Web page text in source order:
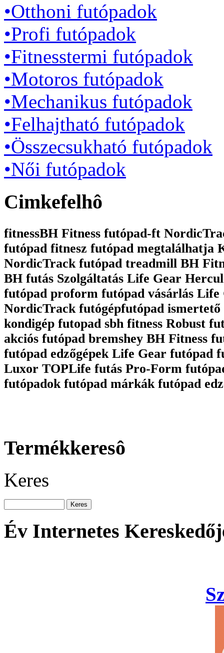
•Otthoni futópadok
•Profi futópadok
•Fitnesstermi futópadok
•Motoros futópadok
•Mechanikus futópadok
•Felhajtható futópadok
•Összecsukható futópadok
•Női futópadok
Cimkefelhô
fitnessBH Fitness futópad-ft
futópad fitnesz futópad megtalálhatja
NordicTrack futópad treadmill BH
BH futás Szolgáltatás Life Gear
futópad proform futópad vásárlás
NordicTrack futógépfutópad
kondigép futopad sbh fitness Robust
akciós futópad bremshey BH Fitness
futópad edzőgépek Life Gear futópad
Luxor TOPLife futás Pro-Form
futópadok futópad márkák futópad
Termékkeresô
Keres
Év Internetes